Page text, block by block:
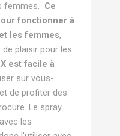
femmes. Ce
fonctionner à
les femmes,
plaisir pour les
est facile à
sur vous-
de profiter des
Le spray
les